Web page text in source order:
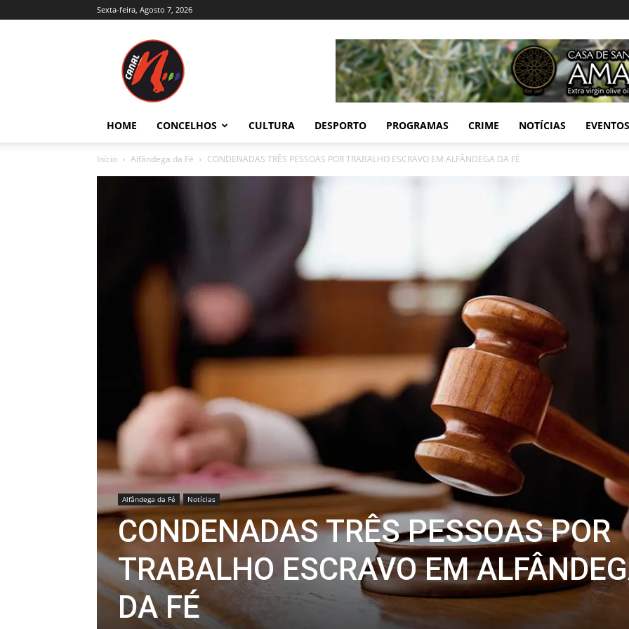
Sexta-feira, Agosto 7, 2026
Trás-
e
Alto
HOME CONCELHOS CULTURA DESPORTO PROGRAMAS CRIME NOTÍCIAS EVENTOS
Início Alfândega da Fé CONDENADAS TRÊS PESSOAS POR TRABALHO ESCRAVO EM ALFÂNDEGA DA FÉ
Alfândega da Fé Notícias
CONDENADAS TRÊS PESSOAS POR
TRABALHO ESCRAVO EM
DA FÉ